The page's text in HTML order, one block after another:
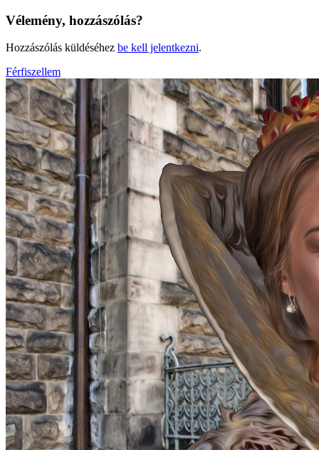
Vélemény, hozzászólás?
Hozzászólás küldéséhez be kell jelentkezni.
Férfiszellem